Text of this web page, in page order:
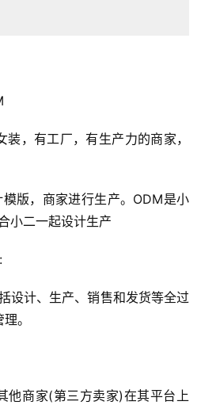
，有工厂，有生产力的商家，
版，商家进行生产。ODM是小
小二一起设计生产
设计、生产、销售和发货等全过
。
他商家(第三方卖家)在其平台上